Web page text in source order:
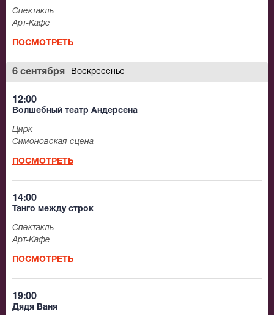
Спектакль
Арт-Кафе
ПОСМОТРЕТЬ
6 сентября Воскресенье
12:00
Волшебный театр Андерсена
Цирк
Симоновская сцена
ПОСМОТРЕТЬ
14:00
Танго между строк
Спектакль
Арт-Кафе
ПОСМОТРЕТЬ
19:00
Дядя Ваня